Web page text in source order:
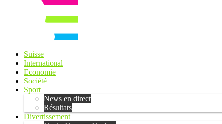
Suisse
International
Economie
Société
Sport
News en direct
Résultats
Divertissement